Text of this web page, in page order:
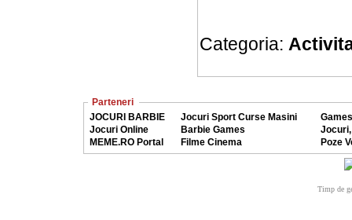
Categoria:
Parteneri
JOCURI BARBIE
Jocuri Sport Curse Masini
Jocuri Online
Barbie Games
MEME.RO Portal
Filme Cinema Poze
Timp de